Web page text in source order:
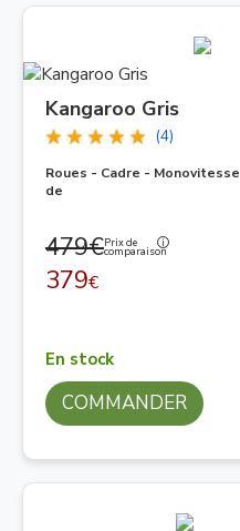
Kangaroo Gris
(4)
Roues - Cadre - Monovitesse
de
479€Prix de
comparaison
379€
En stock
COMMANDER